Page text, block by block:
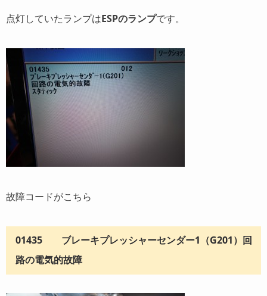
点灯していたランプはESPのランプです。
故障コードがこちら
01435 ブレーキプレッシャーセンダー1（G201）回
路の電気的故障